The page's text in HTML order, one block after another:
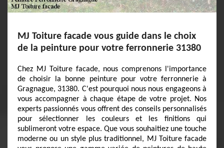
MJ Toiture facade vous guide dans le choix
de la peinture pour votre ferronnerie 31380
Chez MJ Toiture facade, nous comprenons l'importance
de choisir la bonne peinture pour votre ferronnerie à
Gragnague, 31380. C'est pourquoi nous nous engageons à
vous accompagner à chaque étape de votre projet. Nos
experts passionnés vous offrent des conseils personnalisés
pour sélectionner les couleurs et les finitions qui
sublimeront votre espace. Que vous souhaitiez une touche
moderne ou un style plus traditionnel, MJ Toiture facade